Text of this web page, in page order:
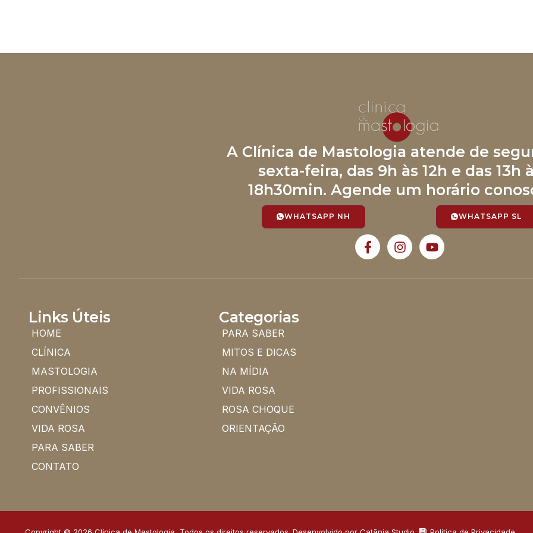
A Clínica de Mastologia atende de
sexta-feira, das 9h às 12h e das 13h
18h30min. Agende um horário
WHATSAPP NH WHATSAPP SL
Links Úteis
HOME
CLÍNICA
MASTOLOGIA
PROFISSIONAIS
CONVÊNIOS
VIDA ROSA
PARA SABER
CONTATO
Categorias
PARA SABER
MITOS E DICAS
NA MÍDIA
VIDA ROSA
ROSA CHOQUE
ORIENTAÇÃO